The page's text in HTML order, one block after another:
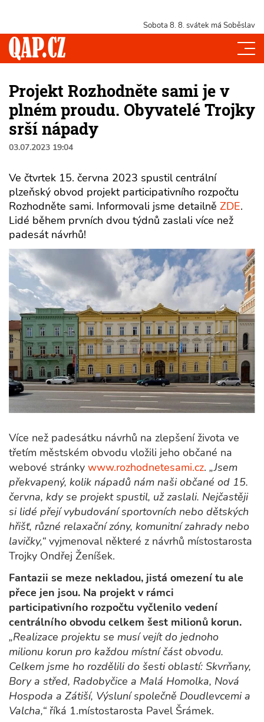
Sobota 8. 8. svátek má Soběslav
Projekt Rozhodněte sami je v
plném proudu. Obyvatelé Trojky
srší nápady
03.07.2023 19:04
Ve čtvrtek 15. června 2023 spustil centrální
plzeňský obvod projekt participativního rozpočtu
Rozhodněte sami. Informovali jsme detailně ZDE.
Lidé během prvních dvou týdnů zaslali více než
padesát návrhů!
Více než padesátku návrhů na zlepšení života ve
třetím městském obvodu vložili jeho občané na
webové stránky www.rozhodnetesami.cz. „Jsem
překvapený, kolik nápadů nám naši občané od 15.
června, kdy se projekt spustil, už zaslali. Nejčastěji
si lidé přejí vybudování sportovních nebo dětských
hřišť, různé relaxační zóny, komunitní zahrady nebo
lavičky,“ vyjmenoval některé z návrhů místostarosta
Trojky Ondřej Ženíšek.
Fantazii se meze nekladou, jistá omezení tu ale
přece jen jsou. Na projekt v rámci
participativního rozpočtu vyčlenilo vedení
centrálního obvodu celkem šest milionů korun.
„Realizace projektu se musí vejít do jednoho
milionu korun pro každou místní část obvodu.
Celkem jsme ho rozdělili do šesti oblastí: Skvrňany,
Bory a střed, Radobyčice a Malá Homolka, Nová
Hospoda a Zátiší, Výsluní společně Doudlevcemi a
Valcha,“ říká 1.místostarosta Pavel Šrámek.